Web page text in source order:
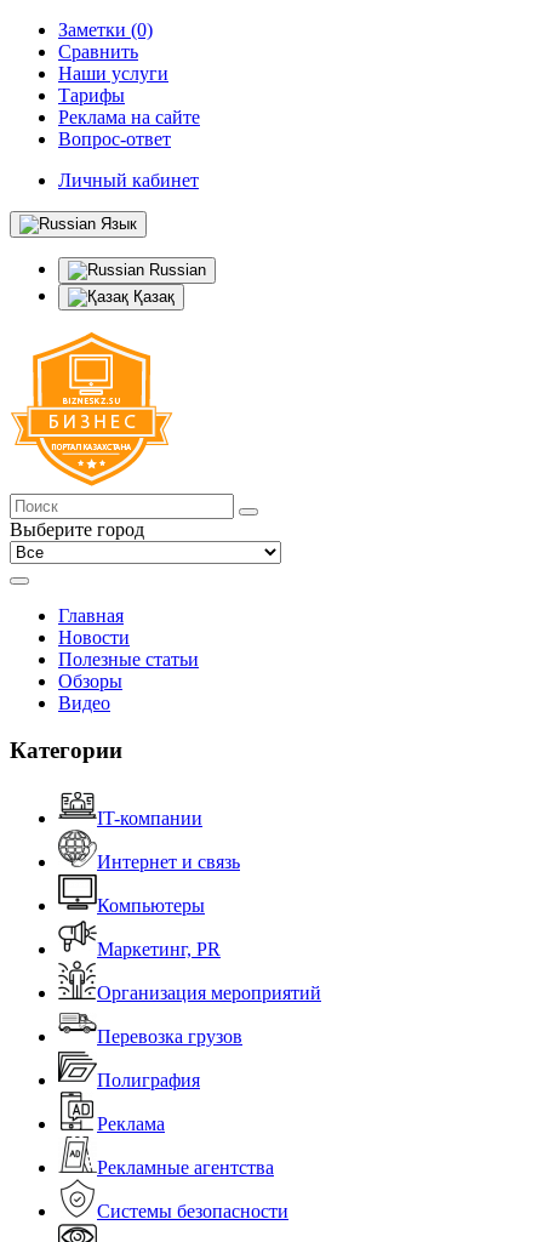
Заметки (0)
Сравнить
Наши услуги
Тарифы
Реклама на сайте
Вопрос-ответ
Личный кабинет
Язык
Russian
Қазақ
Выберите город
Главная
Новости
Полезные статьи
Обзоры
Видео
Категории
IT-компании
Интернет и связь
Компьютеры
Маркетинг, PR
Организация мероприятий
Перевозка грузов
Полиграфия
Реклама
Рекламные агентства
Системы безопасности